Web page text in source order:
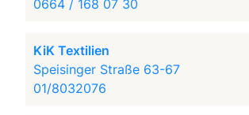
0664 / 168 07 30
KiK Textilien
Speisinger Straße 63-67
01/8032076